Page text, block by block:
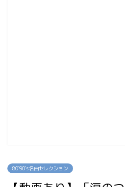
80`90's名曲セレクション